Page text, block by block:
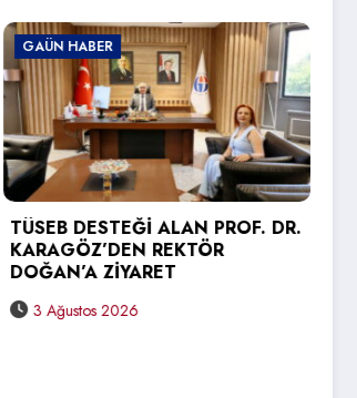
DR.
GAÜN HABER
GAÜN TEKNİK
YÜKSEKOKULU’NDA